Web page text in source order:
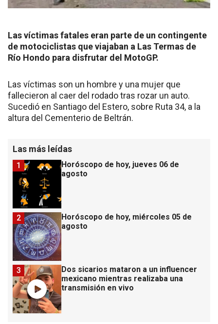
Las víctimas fatales eran parte de un contingente
de motociclistas que viajaban a Las Termas de
Río Hondo para disfrutar del MotoGP.
Las víctimas son un hombre y una mujer que
fallecieron al caer del rodado tras rozar un auto.
Sucedió en Santiago del Estero, sobre Ruta 34, a la
altura del Cementerio de Beltrán.
Las más leídas
Horóscopo de hoy, jueves 06 de
agosto
1
Horóscopo de hoy, miércoles 05 de
agosto
2
Dos sicarios mataron a un influencer
mexicano mientras realizaba una
transmisión en vivo
3